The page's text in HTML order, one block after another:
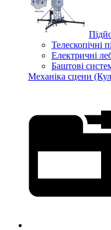
Телескопічні
Електричні
Баштові
Механіка сцени